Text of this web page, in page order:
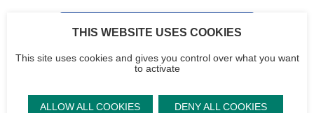
CONTACTEZ-NOUS
Contactez-nous
Accéder à notre
Mentions
Plan du site
THIS WEBSITE USES COOKIES
This site uses cookies and gives you control over what you want
to activate
ALLOW ALL COOKIES DENY ALL COOKIES